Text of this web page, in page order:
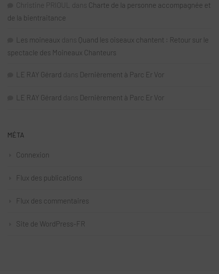
Christine PRIOUL dans Charte de la personne accompagnée et
de la bientraitance
Les moineaux dans Quand les oiseaux chantent : Retour sur le
spectacle des Moineaux Chanteurs
LE RAY Gérard dans Dernièrement à Parc Er Vor
LE RAY Gérard dans Dernièrement à Parc Er Vor
MÉTA
Connexion
Flux des publications
Flux des commentaires
Site de WordPress-FR